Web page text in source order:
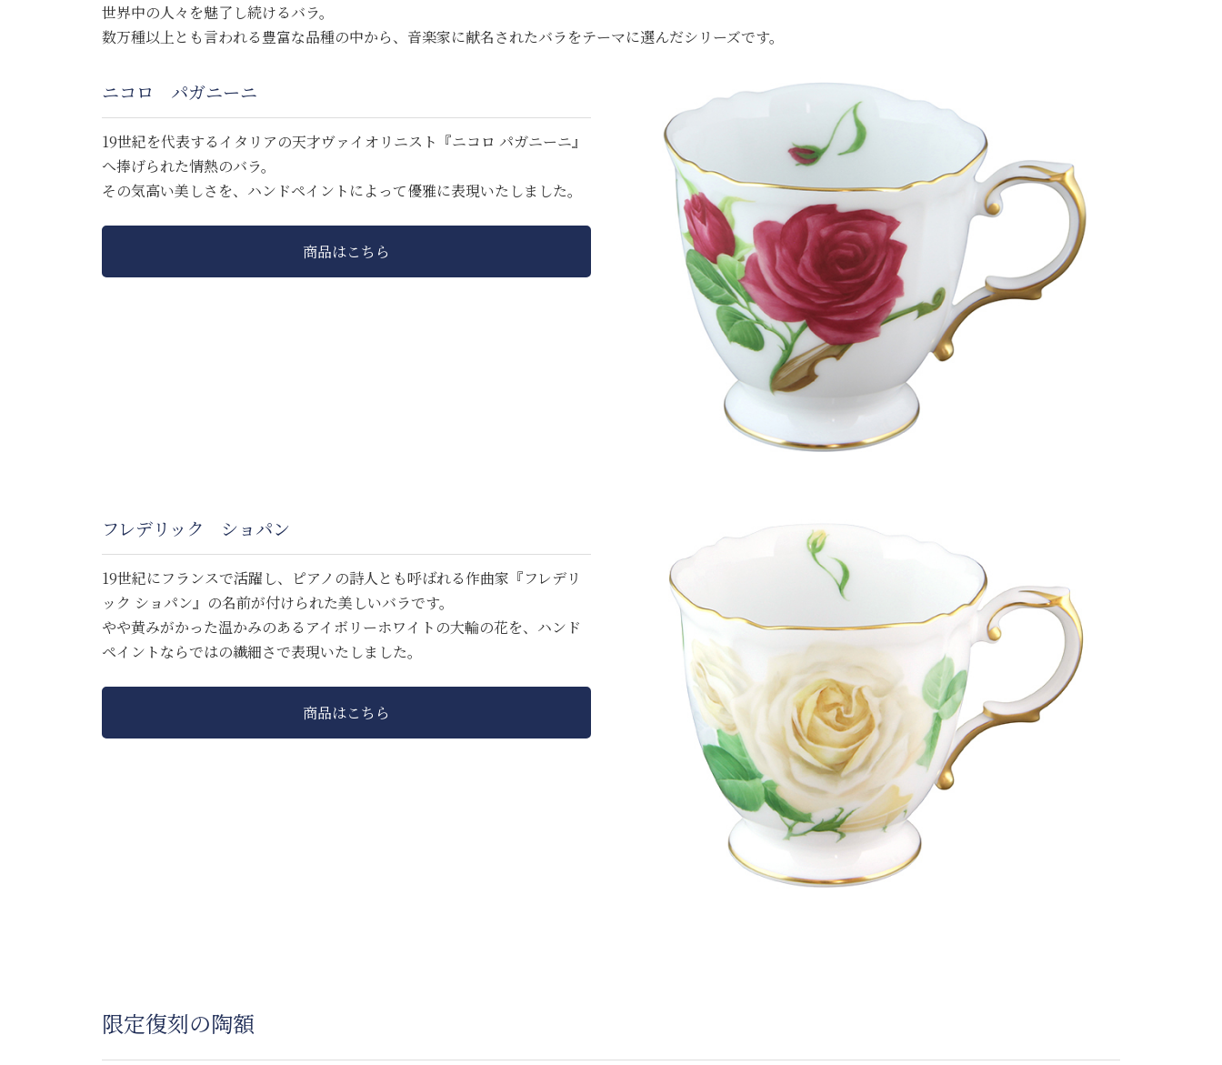
世界中の人々を魅了し続けるバラ。
数万種以上とも言われる豊富な品種の中から、音楽家に献名されたバラをテーマに選んだシリーズです。
ニコロ パガニーニ
19世紀を代表するイタリアの天才ヴァイオリニスト『ニコロ パガニーニ』
へ捧げられた情熱のバラ。
その気高い美しさを、ハンドペイントによって優雅に表現いたしました。
商品はこちら
フレデリック ショパン
19世紀にフランスで活躍し、ピアノの詩人とも呼ばれる作曲家『フレデリ
ック ショパン』の名前が付けられた美しいバラです。
やや黄みがかった温かみのあるアイボリーホワイトの大輪の花を、ハンド
ペイントならではの繊細さで表現いたしました。
商品はこちら
限定復刻の陶額